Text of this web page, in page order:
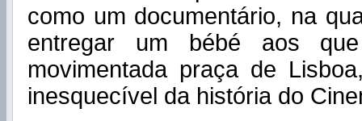
como um documentário, na
entregar um bébé aos
movimentada praça de
inesquecível da história do